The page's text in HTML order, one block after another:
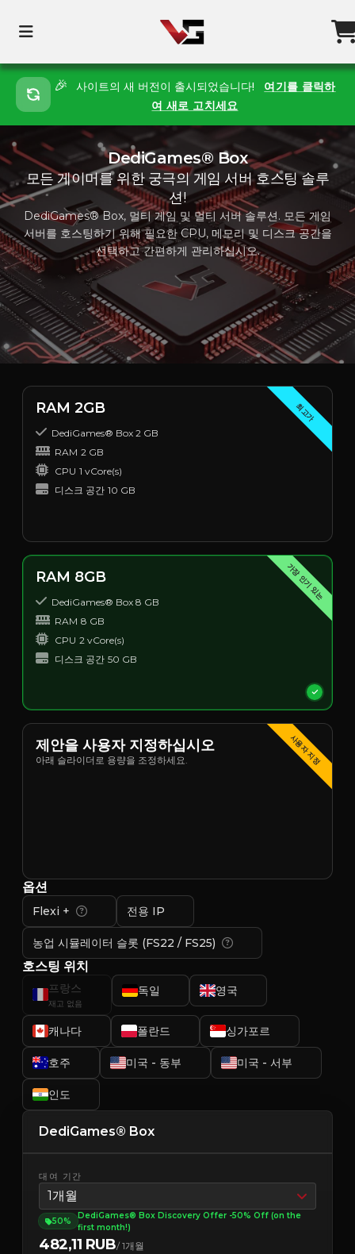
🎉 사이트의 새 버전이 출시되었습니다!
여기를 클릭하
여 새로 고치세요
DediGames® Box
모든 게이머를 위한 궁극의 게임 서버 호스팅 솔루
션!
DediGames® Box, 멀티 게임 및 멀티 서버 솔루션. 모든 게임
서버를 호스팅하기 위해 필요한 CPU, 메모리 및 디스크 공간을
선택하고 간편하게 관리하십시오.
최고가
RAM 2GB
DediGames® Box 2 GB
RAM 2 GB
CPU 1 vCore(s)
디스크 공간 10 GB
가장 인기 있는
RAM 8GB
DediGames® Box 8 GB
RAM 8 GB
CPU 2 vCore(s)
디스크 공간 50 GB
사용자 지정
제안을 사용자 지정하십시오
아래 슬라이더로 용량을 조정하세요.
옵션
Flexi + 전용 IP
농업 시뮬레이터 슬롯 (FS22 / FS25)
호스팅 위치
프랑스
재고 없음
독일 영국
캐나다 폴란드 싱가포르
호주 미국 - 동부 미국 - 서부
인도
DediGames® Box
대여 기간
1개월
50%
DediGames® Box Discovery Offer -50% Off (on the
first month!)
482,11 RUB/ 1개월